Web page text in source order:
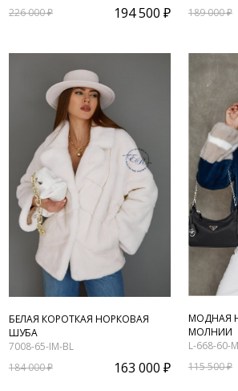
226 000 ₽
194 500 ₽
189 000 ₽
БЕЛАЯ КОРОТКАЯ НОРКОВАЯ
ШУБА
7008-65-IM-BL
184 000 ₽
163 000 ₽
МОДНАЯ
МОЛНИИ
L-668-60-
115 500 ₽